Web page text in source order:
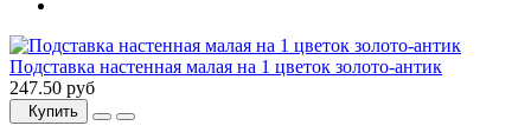
Подставка настенная малая на 1 цветок золото-антик
247.50 руб
Купить